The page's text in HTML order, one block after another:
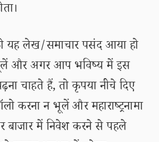
लेख/समाचार पसंद आया हो
और अगर आप भविष्य में इस
चाहते हैं, तो कृपया नीचे दिए
करना न भूलें और महाराष्ट्रनामा
बाजार में निवेश करने से पहले